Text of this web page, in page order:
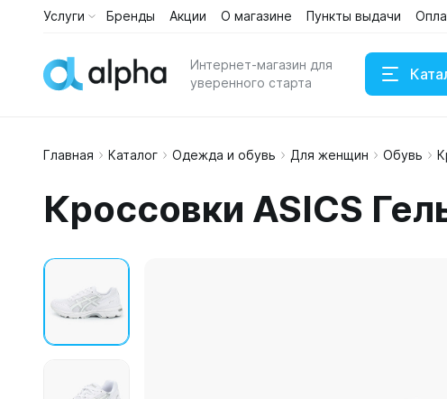
Услуги Бренды Акции О магазине Пункты выдачи
Интернет-магазин для
уверенного старта
Наушники
Портативные
Главная Каталог Одежда и обувь Для женщин Обувь
Кроссовки ASICS